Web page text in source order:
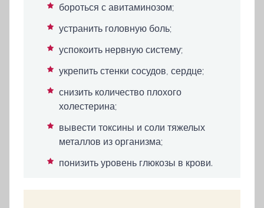
бороться с авитаминозом;
устранить головную боль;
успокоить нервную систему;
укрепить стенки сосудов, сердце;
снизить количество плохого
холестерина;
вывести токсины и соли тяжелых
металлов из организма;
понизить уровень глюкозы в крови.